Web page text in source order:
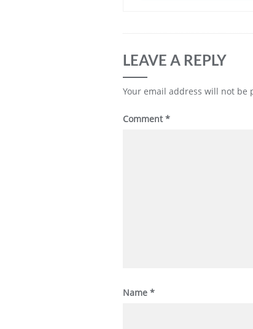
LEAVE A REPLY
Your email address will not be
Comment*
Name *